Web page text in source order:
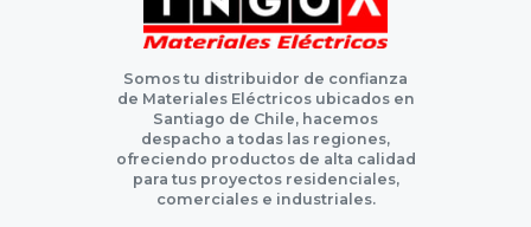
Somos tu distribuidor de confianza
de Materiales Eléctricos ubicados en
Santiago de Chile, hacemos
despacho a todas las regiones,
ofreciendo productos de alta calidad
para tus proyectos residenciales,
comerciales e industriales.